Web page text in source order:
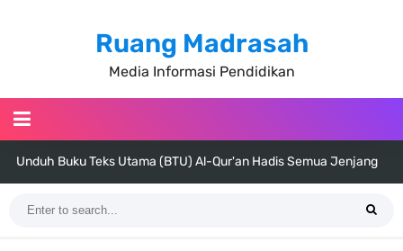
Ruang Madrasah
Media Informasi Pendidikan
Unduh Buku Teks Utama (BTU) Al-Qur'an Hadis Semua Jenjang